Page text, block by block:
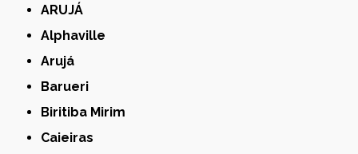
ARUJÁ
Alphaville
Arujá
Barueri
Biritiba Mirim
Caieiras